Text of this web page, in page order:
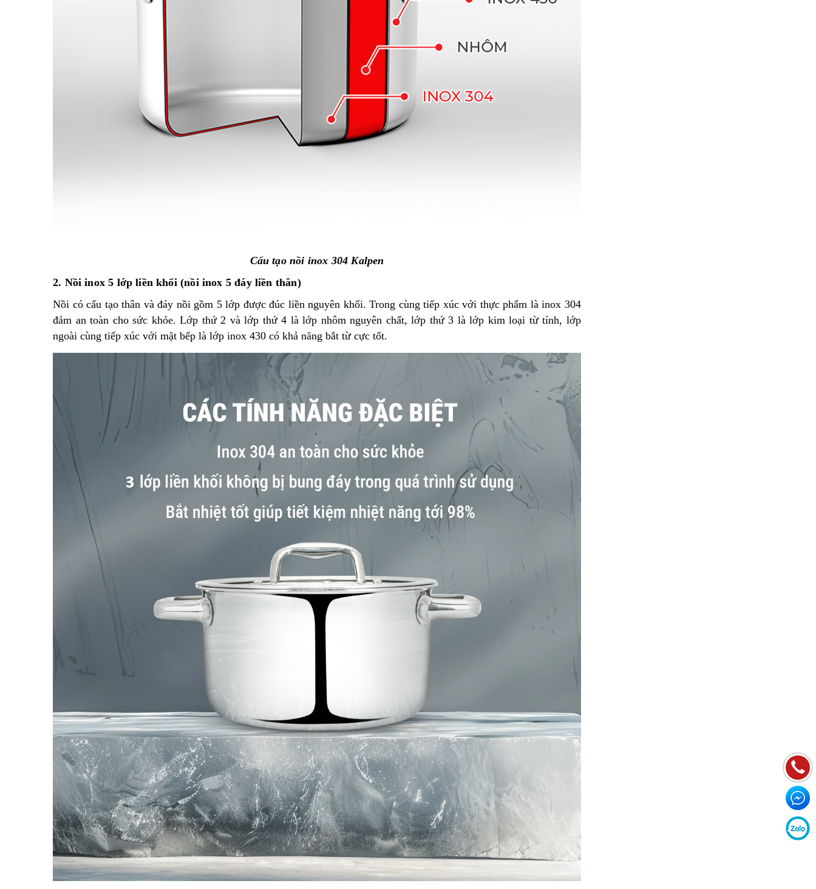
Cấu tạo nồi inox 304 Kalpen
2. Nồi inox 5 lớp liền khối (nồi inox 5 đáy liền thân)
Nồi có cấu tạo thân và đáy nồi gồm 5 lớp được đúc liền nguyên khối. Trong cùng tiếp xúc với thực phẩm là inox 304
đảm an toàn cho sức khỏe. Lớp thứ 2 và lớp thứ 4 là lớp nhôm nguyên chất, lớp thứ 3 là lớp kim loại từ tính, lớp
ngoài cùng tiếp xúc với mặt bếp là lớp inox 430 có khả năng bắt từ cực tốt.